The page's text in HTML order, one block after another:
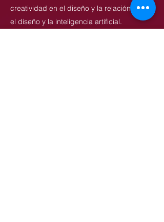
creatividad en el diseño y la relación entre
el diseño y la inteligencia artificial.